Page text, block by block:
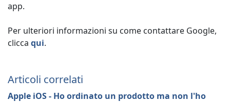
app.
Per ulteriori informazioni su come contattare Google,
clicca qui.
Articoli correlati
Apple iOS - Ho ordinato un prodotto ma non l'ho